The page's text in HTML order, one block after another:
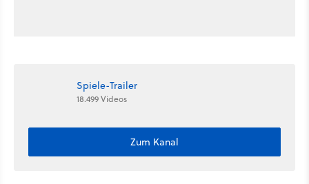
Spiele-Trailer
18.499 Videos
Zum Kanal